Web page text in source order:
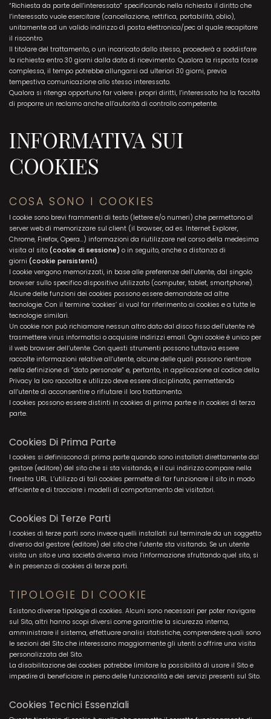
“Richiesta da parte dell’interessato” specificando nella richiesta il diritto che
l’interessato vuole esercitare (cancellazione, rettifica, portabilità, oblio),
unitamente ad un valido indirizzo di posta elettronica/pec al quale recapitare
il riscontro.
Il titolare del trattamento, o un incaricato dallo stesso, procederà a soddisfare
la richiesta entro 30 giorni dalla data di ricevimento. Qualora la risposta fosse
complessa, il tempo potrebbe allungarsi ad ulteriori 30 giorni, previa
tempestiva comunicazione allo stesso interessato.
Qualora si ritenga opportuno far valere i propri diritti, l’interessato ha la facoltà
di proporre un reclamo anche all’autorità di controllo competente.
INFORMATIVA SUI
COOKIES
COSA SONO I COOKIES
I cookie sono brevi frammenti di testo (lettere e/o numeri) che permettono al
server web di memorizzare sul client (il browser, ad es. Internet Explorer,
Chrome, Firefox, Opera…) informazioni da riutilizzare nel corso della medesima
visita al sito (cookie di sessione) o in seguito, anche a distanza di
giorni (cookie persistenti).
I cookie vengono memorizzati, in base alle preferenze dell’utente, dal singolo
browser sullo specifico dispositivo utilizzato (computer, tablet, smartphone).
Alcune delle funzioni dei cookies possono essere demandate ad altre
tecnologie. Con il termine ‘cookies’ si vuol far riferimento ai cookies e a tutte le
tecnologie similari.
Un cookie non può richiamare nessun altro dato dal disco fisso dell’utente nè
trasmettere virus informatici o acquisire indirizzi email. Ogni cookie è unico per
il web browser dell’utente. Con questi strumenti possono tuttavia essere
raccolte informazioni relative all’utente, alcune delle quali possono rientrare
nella definizione di “dato personale” e, pertanto, in applicazione al codice della
Privacy la loro raccolta e utilizzo deve essere disciplinato, permettendo
all’utente di acconsentire o rifiutare il loro trattamento.
I cookies possono essere distinti in cookies di prima parte e in cookies di terza
parte.
Cookies Di Prima Parte
I cookies si definiscono di prima parte quando sono installati direttamente dal
gestore (editore) del sito che si sta visitando, e il cui indirizzo compare nella
finestra URL. L’utilizzo di tali cookies permette di far funzionare il sito in modo
efficiente e di tracciare i modelli di comportamento dei visitatori.
Cookies Di Terze Parti
I cookies di terze parti sono invece quelli installati sul terminale da un soggetto
diverso dal gestore (editore) del sito che l’utente sta visitando. Se un utente
visita un sito e una società diversa invia l’informazione sfruttando quel sito, si
è in presenza di cookies di terze parti.
TIPOLOGIE DI COOKIE
Esistono diverse tipologie di cookies. Alcuni sono necessari per poter navigare
sul Sito, altri hanno scopi diversi come garantire la sicurezza interna,
amministrare il sistema, effettuare analisi statistiche, comprendere quali sono
le sezioni del Sito che interessano maggiormente gli utenti o offrire una visita
personalizzata del Sito.
La disabilitazione dei cookies potrebbe limitare la possibilità di usare il Sito e
impedire di beneficiare in pieno delle funzionalità e dei servizi presenti sul Sito.
Cookies Tecnici Essenziali